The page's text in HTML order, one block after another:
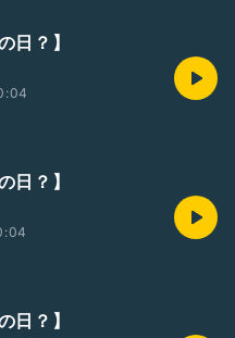
企画収録ですので 不定期
いです♡
ます
日？】
日？】
日？】